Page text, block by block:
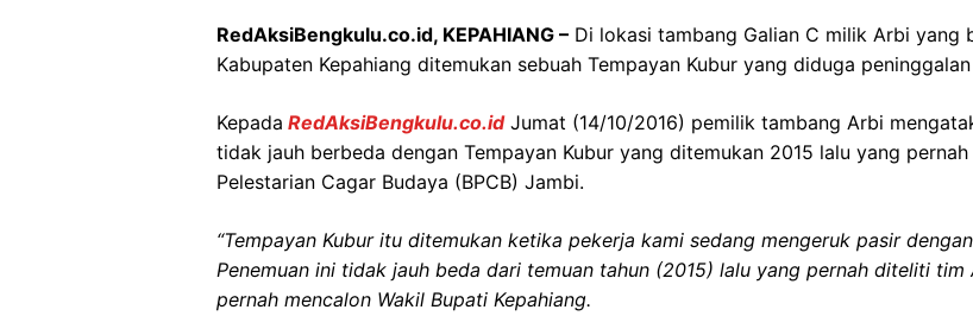
RedAksiBengkulu.co.id, KEPAHIANG – Di lokasi tambang Galian C milik Arbi yang
Kabupaten Kepahiang ditemukan sebuah Tempayan Kubur yang diduga
Kepada RedAksiBengkulu.co.idJumat (14/10/2016) pemilik tambang Arbi
tidak jauh berbeda dengan Tempayan Kubur yang ditemukan 2015 lalu yang
Pelestarian Cagar Budaya (BPCB) Jambi.
“Tempayan Kubur itu ditemukan ketika pekerja kami sedang mengeruk pasir
Penemuan ini tidak jauh beda dari temuan tahun (2015) lalu yang pernah diteliti
pernah mencalon Wakil Bupati Kepahiang.